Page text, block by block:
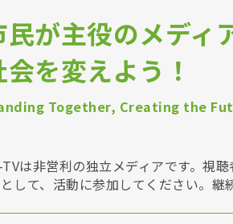
民が主役のメディ
会を変えよう！
Together, Creating the
は非営利の独立メディアです。視
して、活動に参加してください。継